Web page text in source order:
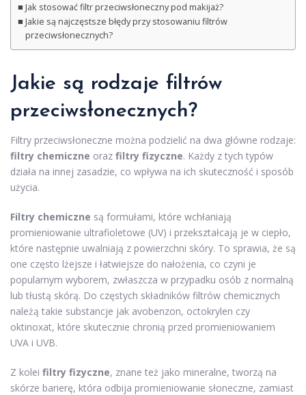
Jak stosować filtr przeciwsłoneczny pod makijaż?
Jakie są najczęstsze błędy przy stosowaniu filtrów
przeciwsłonecznych?
Jakie są rodzaje filtrów
przeciwsłonecznych?
Filtry przeciwsłoneczne można podzielić na dwa główne rodzaje:
filtry chemiczne oraz filtry fizyczne. Każdy z tych typów
działa na innej zasadzie, co wpływa na ich skuteczność i sposób
użycia.
Filtry chemiczne są formułami, które wchłaniają
promieniowanie ultrafioletowe (UV) i przekształcają je w ciepło,
które następnie uwalniają z powierzchni skóry. To sprawia, że są
one często lżejsze i łatwiejsze do nałożenia, co czyni je
popularnym wyborem, zwłaszcza w przypadku osób z normalną
lub tłustą skórą. Do częstych składników filtrów chemicznych
należą takie substancje jak avobenzon, octokrylen czy
oktinoxat, które skutecznie chronią przed promieniowaniem
UVA i UVB.
Z kolei filtry fizyczne, znane też jako mineralne, tworzą na
skórze barierę, która odbija promieniowanie słoneczne, zamiast